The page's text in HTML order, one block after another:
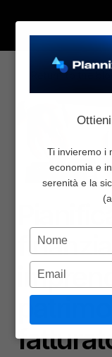
Ti invieremo i
economia e
serenità e la
Digita
il
nome
Digita
l'email
Inizia da qui
Pricing
Login
Select Language
Return to the blog